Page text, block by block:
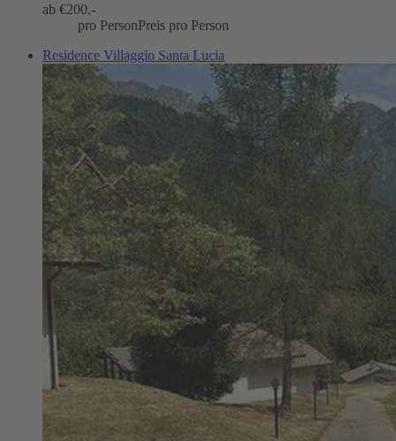
ab €200,-
pro PersonPreis pro Person
Residence Villaggio Santa Lucia